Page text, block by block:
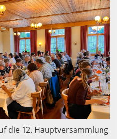
die 12. Hauptversammlung